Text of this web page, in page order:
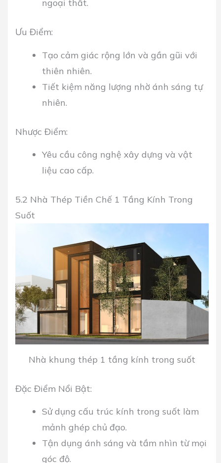
ngoại thất.
Ưu Điểm:
Tạo cảm giác rộng lớn và gần gũi với
thiên nhiên.
Tiết kiệm năng lượng nhờ ánh sáng tự
nhiên.
Nhược Điểm:
Yêu cầu công nghệ xây dựng và vật
liệu cao cấp.
5.2 Nhà Thép Tiền Chế 1 Tầng Kính Trong
Suốt
Nhà khung thép 1 tầng kính trong suốt
Đặc Điểm Nổi Bật:
Sử dụng cấu trúc kính trong suốt làm
mảnh ghép chủ đạo.
Tận dụng ánh sáng và tầm nhìn từ mọi
góc độ.